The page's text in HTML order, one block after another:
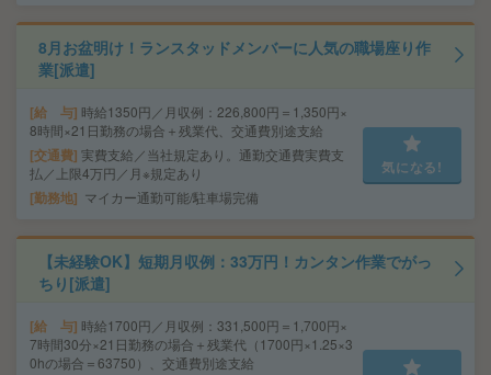
8月お盆明け！ランスタッドメンバーに人気の職場座り作
業[派遣]
給 与 時給1350円／月収例：226,800円＝1,350円×
8時間×21日勤務の場合＋残業代、交通費別途支給
交通費 実費支給／当社規定あり。通勤交通費実費支
払／上限4万円／月※規定あり
勤務地 マイカー通勤可能/駐車場完備
気になる!
【未経験OK】短期月収例：33万円！カンタン作業でがっ
ちり[派遣]
給 与 時給1700円／月収例：331,500円＝1,700円×
7時間30分×21日勤務の場合＋残業代（1700円×1.25×3
0hの場合＝63750）、交通費別途支給